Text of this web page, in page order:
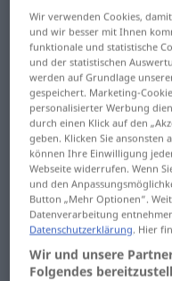
Äbtissin ... ägäisch
Ägypten ...
ähnlichsehen ...
Änderung
Änderungsantrag ...
Wir verwenden Cookies,
und wir besser mit Ihnen
funktionale und statistische
und der statistischen
werden auf Grundlage
gespeichert. Marketing-
personalisierter Werbung
durch einen Klick auf den
geben. Klicken Sie ansonsten
können Ihre Einwilligung
Webseite widerrufen. Wenn
und den
Button „Mehr Optionen“.
Datenverarbeitung
Datenschutzerklärung. Hier
Wir und unsere
Folgendes